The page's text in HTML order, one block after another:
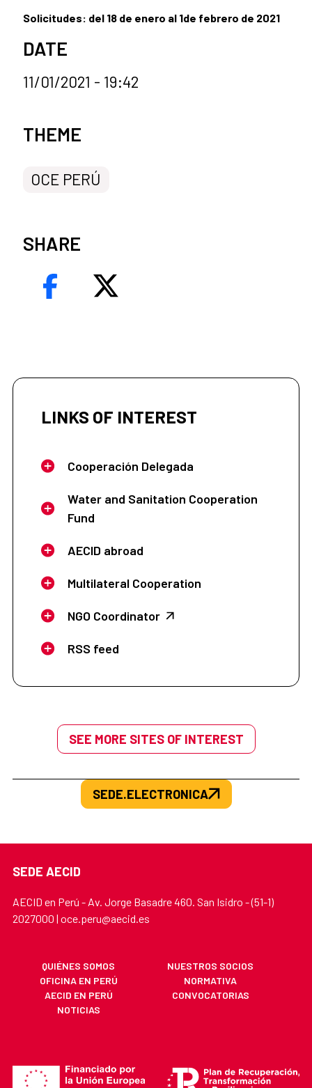
Solicitudes: del 18 de enero al 1de febrero de 2021
DATE
11/01/2021 - 19:42
News categories
THEME
OCE PERÚ
SHARE
LINKS OF INTEREST
Cooperación Delegada
Water and Sanitation Cooperation
Fund
AECID abroad
Multilateral Cooperation
NGO Coordinator
RSS feed
SEE MORE SITES OF INTEREST
SEDE.ELECTRONICA
SEDE AECID
AECID en Perú - Av. Jorge Basadre 460. San Isidro - (51-1)
2027000 | oce.peru@aecid.es
QUIÉNES SOMOS
NUESTROS SOCIOS
OFICINA EN PERÚ
NORMATIVA
AECID EN PERÚ
CONVOCATORIAS
NOTICIAS